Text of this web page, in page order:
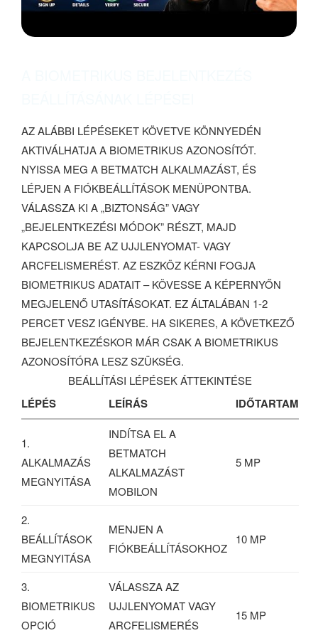
AZ ALÁBBI LÉPÉSEKET KÖVETVE KÖNNYEDÉN
AKTIVÁLHATJA A BIOMETRIKUS AZONOSÍTÓT.
NYISSA MEG A BETMATCH ALKALMAZÁST, ÉS
LÉPJEN A FIÓKBEÁLLÍTÁSOK MENÜPONTBA.
VÁLASSZA KI A „BIZTONSÁG” VAGY
„BEJELENTKEZÉSI MÓDOK” RÉSZT, MAJD
KAPCSOLJA BE AZ UJJLENYOMAT- VAGY
ARCFELISMERÉST. AZ ESZKÖZ KÉRNI FOGJA
BIOMETRIKUS ADATAIT – KÖVESSE A KÉPERNYŐN
MEGJELENŐ UTASÍTÁSOKAT. EZ ÁLTALÁBAN 1-2
PERCET VESZ IGÉNYBE. HA SIKERES, A KÖVETKEZŐ
BEJELENTKEZÉSKOR MÁR CSAK A BIOMETRIKUS
AZONOSÍTÓRA LESZ SZÜKSÉG.
BEÁLLÍTÁSI LÉPÉSEK ÁTTEKINTÉSE
LÉPÉS LEÍRÁS IDŐTARTAM
1.
ALKALMAZÁS
MEGNYITÁSA
INDÍTSA EL A
BETMATCH
ALKALMAZÁST
MOBILON
5 MP
2.
BEÁLLÍTÁSOK
MEGNYITÁSA
MENJEN A
FIÓKBEÁLLÍTÁSOKHOZ
10 MP
3.
BIOMETRIKUS
OPCIÓ
VÁLASSZA AZ
UJJLENYOMAT VAGY
ARCFELISMERÉS
15 MP